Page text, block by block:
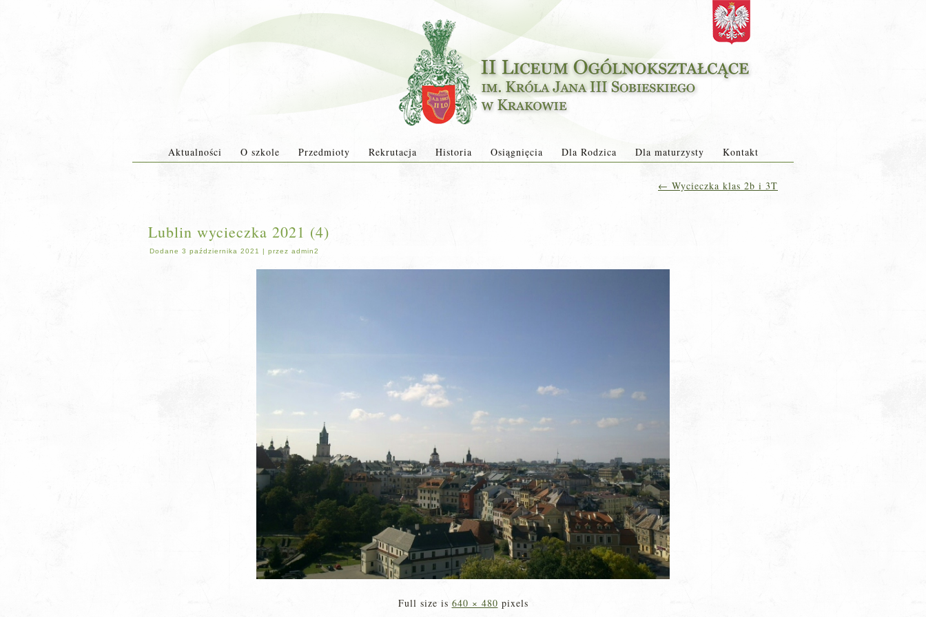
Aktualności O szkole Przedmioty Rekrutacja Historia Osiągnięcia Dla Rodzica Dla maturzysty Kontakt
← Wycieczka klas 2b i 3T
Lublin wycieczka 2021 (4)
Dodane 3 października 2021 | przez admin2
Full size is 640 × 480 pixels